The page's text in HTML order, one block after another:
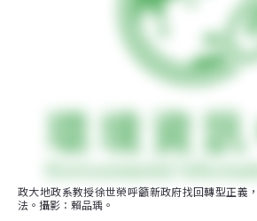
政大地政系教授徐世榮呼籲新政府找回轉型正義
法。攝影：賴品瑀。